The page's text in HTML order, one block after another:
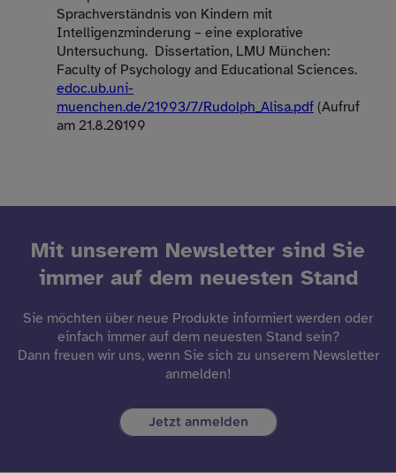
Sprachverständnis von Kindern mit
Intelligenzminderung – eine explorative
Untersuchung. Dissertation, LMU München:
Faculty of Psychology and Educational Sciences.
edoc.ub.uni-
muenchen.de/21993/7/Rudolph_Alisa.pdf (Aufruf
am 21.8.20199
Mit unserem Newsletter sind Sie
immer auf dem neuesten Stand
Sie möchten über neue Produkte informiert werden oder
einfach immer auf dem neuesten Stand sein?
Dann freuen wir uns, wenn Sie sich zu unserem Newsletter
anmelden!
Jetzt anmelden